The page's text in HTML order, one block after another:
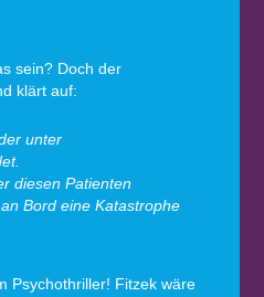
sein? Doch der
klärt auf:
unter
diesen Patienten
Bord eine Katastrophe
Psychothriller! Fitzek wäre